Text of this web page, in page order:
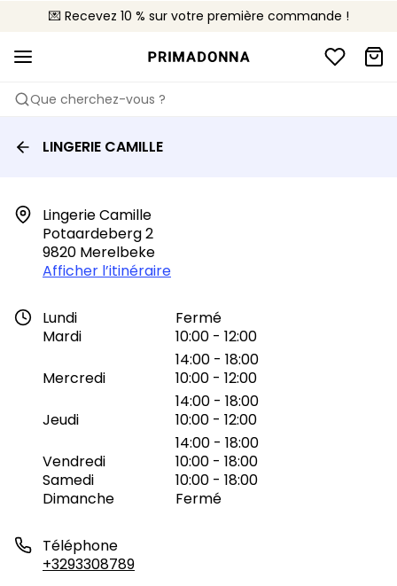
💌 Recevez 10 % sur votre première commande !
🚚 Livraison gratuite à partir de 90€
📦 Retours gratuits
Que cherchez-vous ?
LINGERIE CAMILLE
Lingerie Camille
Potaardeberg 2
9820 Merelbeke
Afficher l’itinéraire
Lundi
Fermé
Mardi
10:00 - 12:00
14:00 - 18:00
Mercredi
10:00 - 12:00
14:00 - 18:00
Jeudi
10:00 - 12:00
14:00 - 18:00
Vendredi
10:00 - 18:00
Samedi
10:00 - 18:00
Dimanche
Fermé
Téléphone
+3293308789